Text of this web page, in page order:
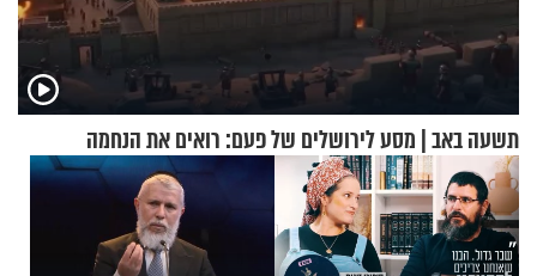
תשעה באב | מסע לירושלים של פעם: רואים את הנחמה